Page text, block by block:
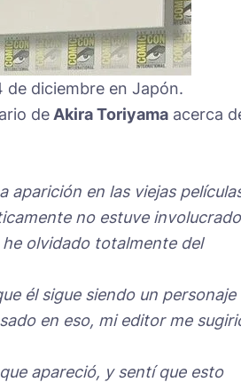
de diciembre en Japón.
de Akira Toriyama acerca
aparición en las viejas
no estuve involucrado
olvidado totalmente del
él sigue siendo un personaje
en eso, mi editor me
apareció, y sentí que esto